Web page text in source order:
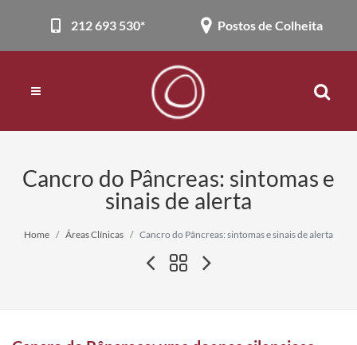
212 693 530* Postos de Colheita
Cancro do Pâncreas: sintomas e
sinais de alerta
Home Áreas Clínicas Cancro do Pâncreas: sintomas e sinais de alerta